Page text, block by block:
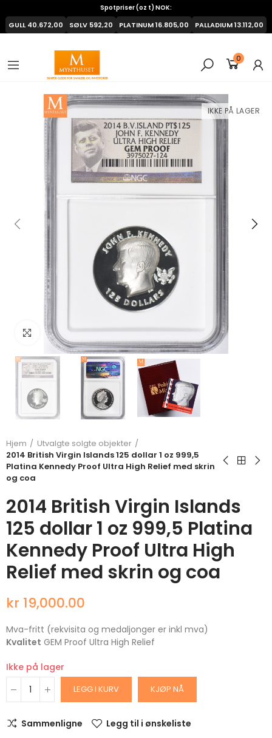
0
Spotpriser (oz t) NOK:
GULL40.672,00 SØLV 592,20 PLATINUM16.805,00 PALLADIUM13.112,00
IKKE PÅ LAGER
Klikk for å forstørre
Hjem
Utvalgte solgte objekter
2014 British Virgin Islands 125 dollar 1 oz 999,5
Platina Kennedy Proof Ultra High Relief med skrin
og coa
2014 British Virgin Islands
125 dollar 1 oz 999,5 Platina
Kennedy Proof Ultra High
Relief med skrin og coa
kr 19,000.00
Mva-fritt (rekvisita og medaljonger er inkl mva)
Kvalitet GEM Proof Ultra High Relief
Ikke på lager
LEGG I KURV KJØP NÅ
Sammenligne Legg til i ønskeliste